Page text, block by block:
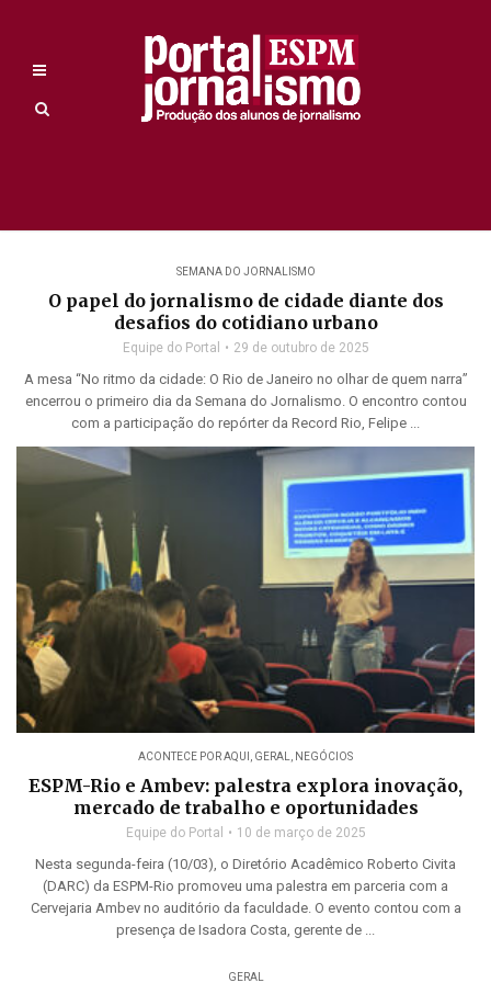
SEMANA DO JORNALISMO
O papel do jornalismo de cidade diante dos
desafios do cotidiano urbano
Equipe do Portal 29 de outubro de 2025
A mesa “No ritmo da cidade: O Rio de Janeiro no olhar de quem narra”
encerrou o primeiro dia da Semana do Jornalismo. O encontro contou
com a participação do repórter da Record Rio, Felipe ...
ACONTECE POR AQUI , GERAL, NEGÓCIOS
ESPM-Rio e Ambev: palestra explora inovação,
mercado de trabalho e oportunidades
Equipe do Portal 10 de março de 2025
Nesta segunda-feira (10/03), o Diretório Acadêmico Roberto Civita
(DARC) da ESPM-Rio promoveu uma palestra em parceria com a
Cervejaria Ambev no auditório da faculdade. O evento contou com a
presença de Isadora Costa, gerente de ...
GERAL